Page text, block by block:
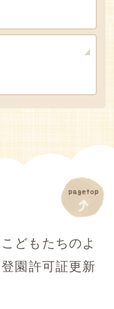
どもたちのよ
園許可証更新